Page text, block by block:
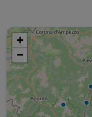
+
−